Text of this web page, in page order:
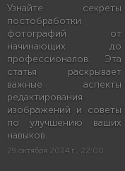
Узнайте секреты
постобработки
фотографий от
начинающих до
профессионалов. Эта
статья раскрывает
важные аспекты
редактирования
изображений и советы
по улучшению ваших
навыков.
29 октября 2024 г., 22:00